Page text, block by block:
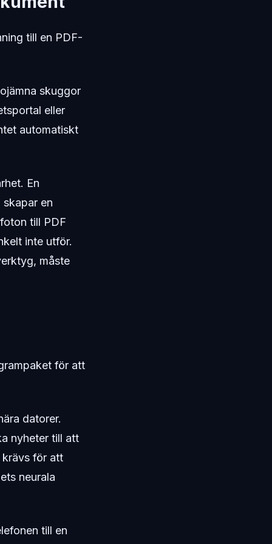
till en PDF-
skuggor
eller
automatiskt
En
en
till PDF
inte utför.
måste
för att
datorer.
nyheter till att
krävs för att
neurala
till en